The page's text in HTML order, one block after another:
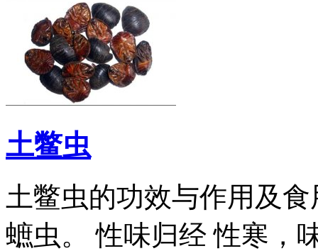
土鳖虫
土鳖虫的功效与作用及
蟅虫。 性味归经 性寒，